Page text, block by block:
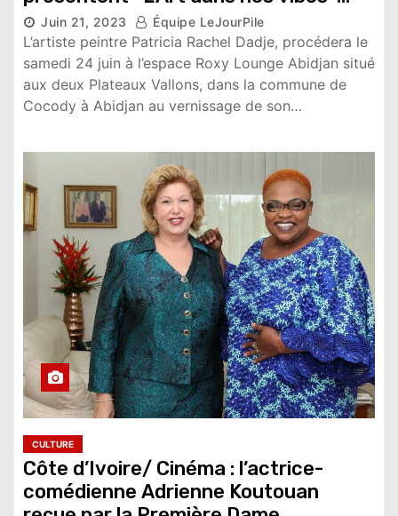
10,249 vues
Juin 21, 2023 Équipe LeJourPile
L’artiste peintre Patricia Rachel Dadje, procédera le
samedi 24 juin à l’espace Roxy Lounge Abidjan situé
aux deux Plateaux Vallons, dans la commune de
Cocody à Abidjan au vernissage de son…
CULTURE
Côte d’Ivoire/ Cinéma : l’actrice-
comédienne Adrienne Koutouan